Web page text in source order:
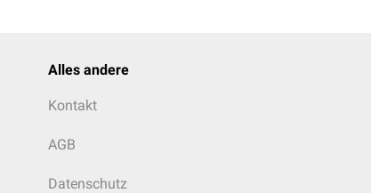
Alles andere
Kontakt
AGB
Datenschutz